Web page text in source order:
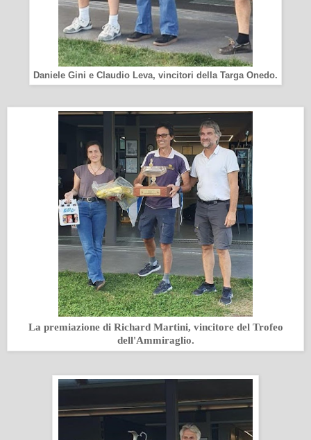
Daniele Gini e Claudio Leva, vincitori della Targa Onedo.
La premiazione di Richard Martini, vincitore del Trofeo
dell'Ammiraglio.